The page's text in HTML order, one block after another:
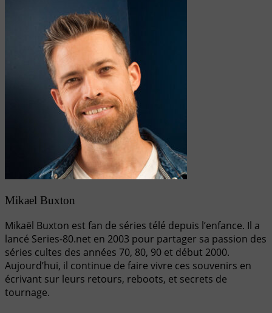
Mikael Buxton
Mikaël Buxton est fan de séries télé depuis l’enfance. Il a
lancé Series-80.net en 2003 pour partager sa passion des
séries cultes des années 70, 80, 90 et début 2000.
Aujourd’hui, il continue de faire vivre ces souvenirs en
écrivant sur leurs retours, reboots, et secrets de
tournage.